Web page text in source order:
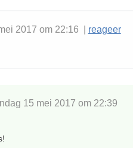
2017 om 22:16 | reageer
15 mei 2017 om 22:39